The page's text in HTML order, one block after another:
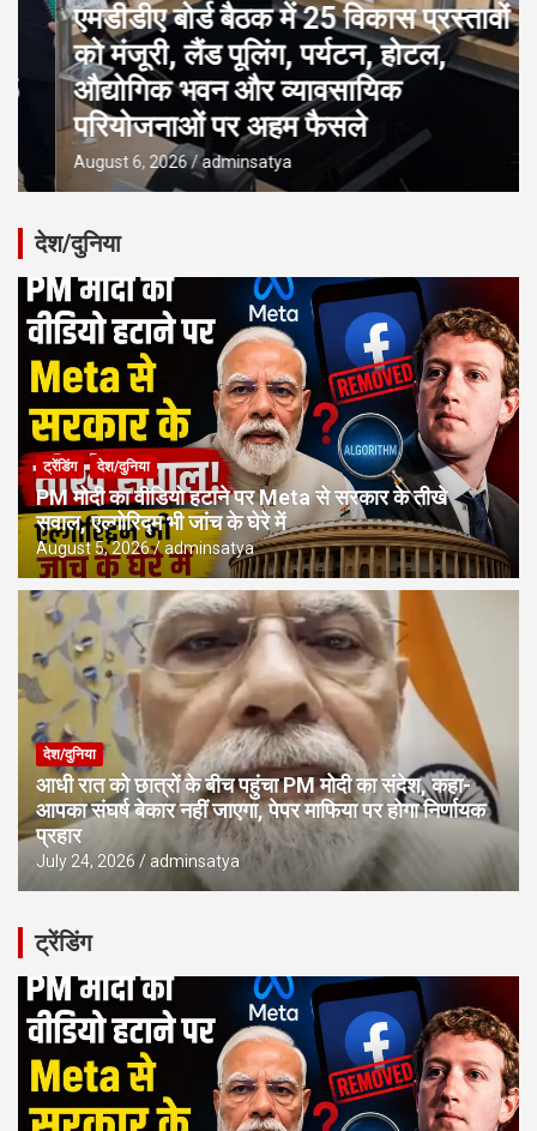
एमडीडीए बोर्ड बैठक में 25 विकास प्रस्तावों
को मंजूरी, लैंड पूलिंग, पर्यटन, होटल,
औद्योगिक भवन और व्यावसायिक
परियोजनाओं पर अहम फैसले
August 6, 2026 adminsatya
देश/दुनिया
ट्रेंडिंग देश/दुनिया
PM मोदी का वीडियो हटाने पर Meta से सरकार के तीखे
सवाल, एल्गोरिद्म भी जांच के घेरे में
August 5, 2026 adminsatya
देश/दुनिया
आधी रात को छात्रों के बीच पहुंचा PM मोदी का संदेश, कहा-
आपका संघर्ष बेकार नहीं जाएगा, पेपर माफिया पर होगा निर्णायक
प्रहार
July 24, 2026 adminsatya
ट्रेंडिंग